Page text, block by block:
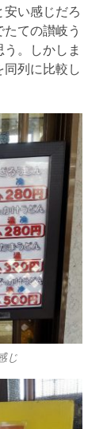
安い感じだろ
ての讃岐う
。しかしま
同列に比較し
じ